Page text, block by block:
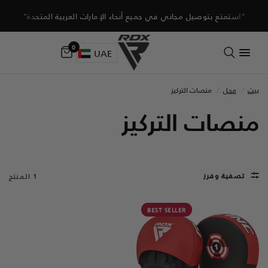
"استمتع بتوصيل مجاني في جميع أنحاء الإمارات العربية المتحدة"
UAE
0
بيت محل منصات التركيز
منصات التركيز
تصفية وفرز 1 المنتج
BEST SELLER